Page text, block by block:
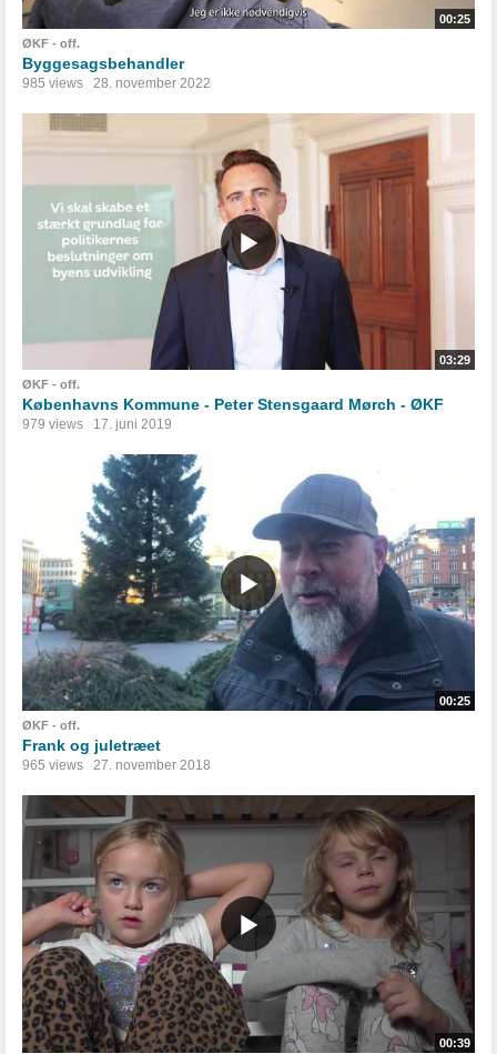
00:25
ØKF - off.
Byggesagsbehandler
985 views 28. november 2022
03:29
ØKF - off.
Københavns Kommune - Peter Stensgaard Mørch - ØKF
979 views 17. juni 2019
00:25
ØKF - off.
Frank og juletræet
965 views 27. november 2018
00:39